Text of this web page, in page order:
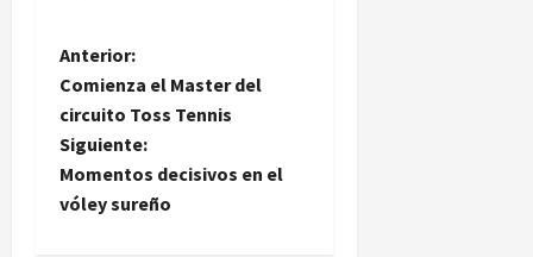
N
a
v
e
Anterior:
Comienza el Master del
circuito Toss Tennis
Siguiente:
Momentos decisivos en el
vóley sureño